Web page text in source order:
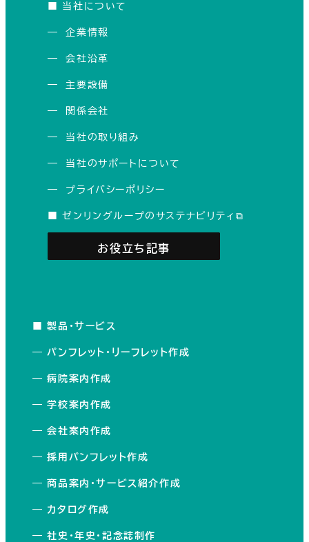
当社について
―企業情報
―会社沿革
― 主要設備
― 関係会社
― 当社の取り組み
― 当社のサポートについて
― プライバシーポリシー
■ゼンリングループのサステナビリティ⧉
お役立ち記事
■ 製品・サービス
― パンフレット・リーフレット作成
―病院案内作成
―学校案内作成
―会社案内作成
―採用パンフレット作成
―商品案内・サービス紹介作成
― カタログ作成
―社史・年史・記念誌制作